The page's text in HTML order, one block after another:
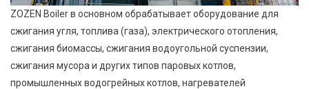
ZOZEN Boiler в основном обрабатывает оборудование для
сжигания угля, топлива (газа), электрического отопления,
сжигания биомассы, сжигания водоугольной суспензии,
сжигания мусора и других типов паровых котлов,
промышленных водогрейных котлов, нагревателей